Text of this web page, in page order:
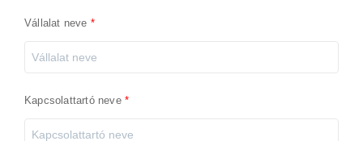
Vállalat neve
Kapcsolattartó neve